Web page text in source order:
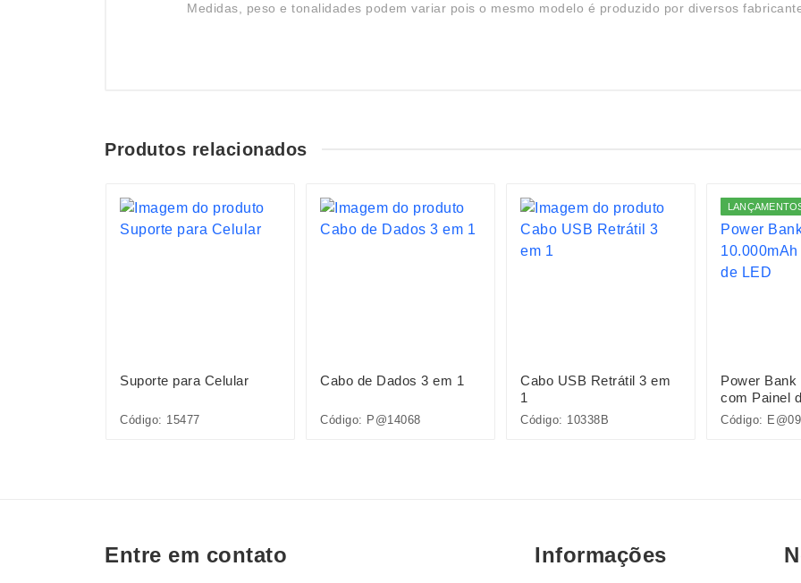
Medidas, peso e tonalidades podem variar pois o mesmo modelo é produzido por diversos
Produtos relacionados
Suporte para Celular
Código: 15477
Cabo de Dados 3 em 1
Código: P@14068
Cabo USB Retrátil 3 em
1
Código: 10338B
Power Bank
com Painel
Código:
Entre em contato Informações